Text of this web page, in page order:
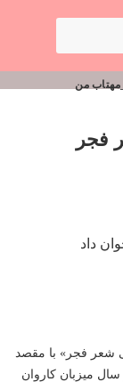
من
فجر
شعر فجر» با مقصد
از سال ۱۳۸۵ تا بحال هر سال میزبان کاروان